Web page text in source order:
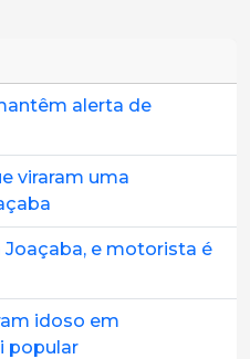
alerta de
viraram uma
Joaçaba, e motorista é
idoso em
popular